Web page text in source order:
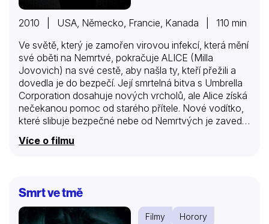
2010 | USA, Německo, Francie, Kanada | 110 min
Ve světě, který je zamořen virovou infekcí, která mění
své oběti na Nemrtvé, pokračuje ALICE (Milla
Jovovich) na své cestě, aby našla ty, kteří přežili a
dovedla je do bezpečí. Její smrtelná bitva s Umbrella
Corporation dosahuje nových vrcholů, ale Alice získá
nečekanou pomoc od starého přítele. Nové vodítko,
které slibuje bezpečné nebe od Nemrtvých je zavede
do Los Angeles, ale když přijíždějí, město je
zamořeno tisíci Nemrtvých – a Alice a její společníci
Více o filmu
Smrt ve tmě
Filmy Horory